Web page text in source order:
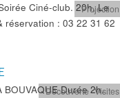
Projection
Ciné-club. 20h, Le
réservation : 03 22 31 62
Découverte,Visites
BOUVAQUE Durée 2h.